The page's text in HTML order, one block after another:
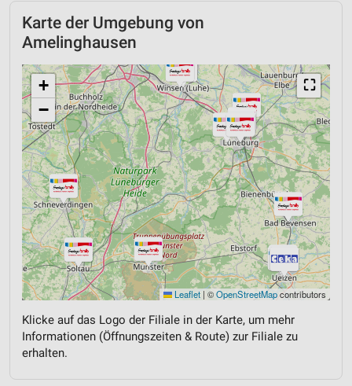
Karte der Umgebung von
Amelinghausen
⛶
+
−
Leaflet | ©OpenStreetMapcontributors
Klicke auf das Logo der Filiale in der Karte, um mehr
Informationen (Öffnungszeiten & Route) zur Filiale zu
erhalten.